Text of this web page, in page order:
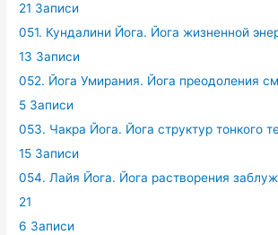
21 Записи
051. Кундалини Йога. Йога жизненной
13 Записи
052. Йога Умирания. Йога преодоления
5 Записи
053. Чакра Йога. Йога структур тонкого
15 Записи
054. Лайя Йога. Йога растворения
21
6 Записи